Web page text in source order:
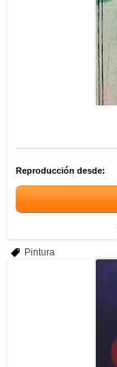
Reproducción desde:
Pintura